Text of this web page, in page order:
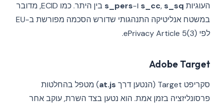
העוגיות
s_cc,s_sq ו-s_pers
בין היתר. כמו ECID, מדובר
במשטח אנליטיקה התנהגותי שדורש הסכמה מפורשת ב-EU
לפי ePrivacy Article 5(3).
Adobe Target
סקריפט Target (הנטען דרך at.js) מטפל בהחלטות
פרסונליזציה בזמן אמת. הוא נטען בצד השרת, עוקב אחר